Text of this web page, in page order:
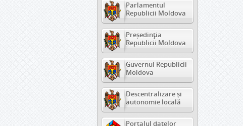
Parlamentul
Republicii Moldova
Președinția
Republicii Moldova
Guvernul Republicii
Moldova
Descentralizare și
autonomie locală
Portalul datelor